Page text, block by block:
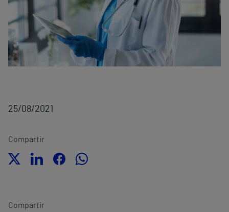
25/08/2021
Compartir
Compartir